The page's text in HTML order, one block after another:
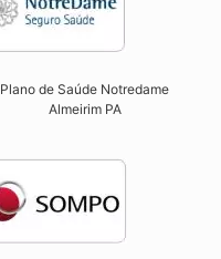
Plano de Saúde Notredame
Almeirim PA​